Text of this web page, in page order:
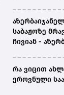
საბაჟოზე
ჩივიან -
რა ვიცით
ეროვნული